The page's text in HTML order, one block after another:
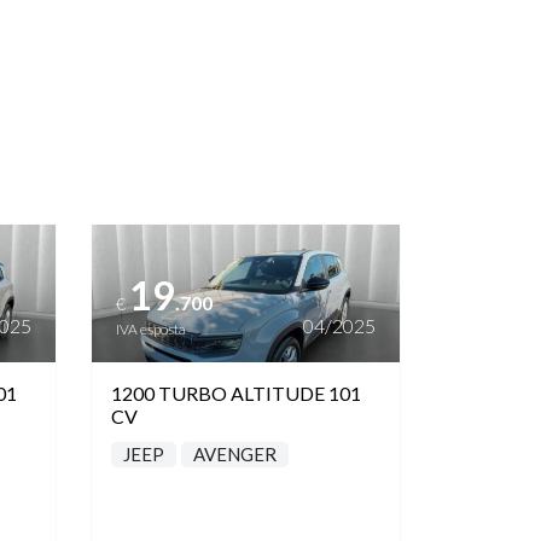
Vedi dettagli
€19.700
IVA esposta 04/2025
1200 TURBO ALTITUDE 101
CV
JEEP AVENGER